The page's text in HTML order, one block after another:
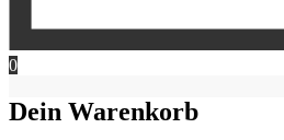
0
Dein Warenkorb